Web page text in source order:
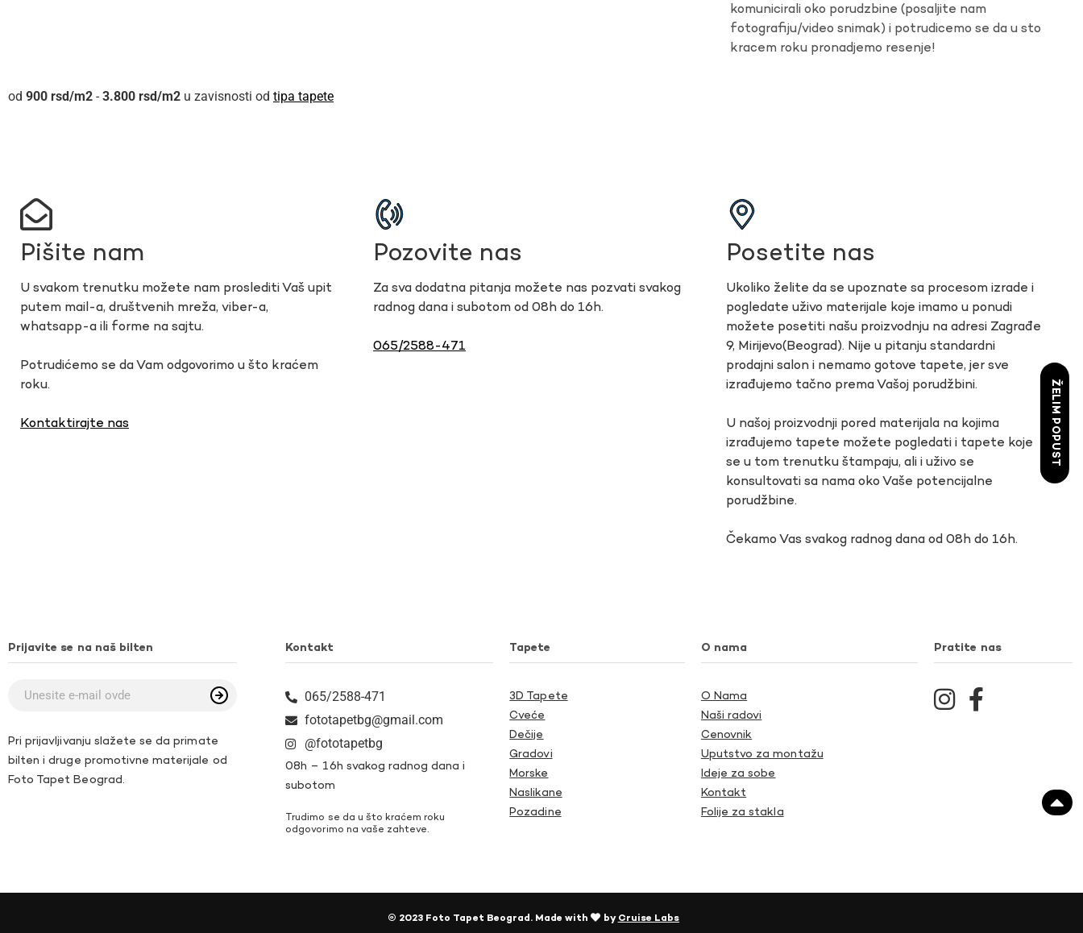
komunicirali oko porudzbine (posaljite nam
fotografiju/video snimak) i potrudicemo se da u sto
kracem roku pronadjemo resenje!
900 rsd - 3.800 rsd u zavisnosti od tipa tapete
Pišite nam
U svakom trenutku možete nam proslediti Vaš upit
putem mail-a, društvenih mreža, viber-a,
whatsapp-a ili forme na sajtu.
Potrudićemo se da Vam odgovorimo u što kraćem
roku.
Kontaktirajte nas
Pozovite nas
Za sva dodatna pitanja možete nas pozvati svakog
radnog dana i subotom od 08h do 16h.
065/2588-471
Posetite nas
Ukoliko želite da se upoznate sa procesom izrade i
pogledate uživo materijale koje imamo u ponudi
možete posetiti našu proizvodnju na adresi Zagrađe
9, Mirijevo(Beograd). Nije u pitanju standardni
prodajni salon i nemamo gotove tapete, jer sve
izrađujemo tačno prema Vašoj porudžbini.
U našoj proizvodnji pored materijala na kojima
izrađujemo tapete možete pogledati i tapete koje
se u tom trenutku štampaju, ali i uživo se
konsultovati sa nama oko Vaše potencijalne
porudžbine.
Čekamo Vas svakog radnog dana od 08h do 16h.
Prijavite se na naš bilten
Pri prijavljivanju slažete se da primate
bilten i druge promotivne materijale od
Foto Tapet Beograd.
Kontakt
065/2588-471
fototapetbg@gmail.com
@fototapetbg
08h – 16h svakog radnog dana i
subotom
Trudimo se da u što kraćem roku
odgovorimo na vaše zahteve.
Tapete
3D Tapete
Cveće
Dečije
Gradovi
Morske
Naslikane
Pozadine
O nama
O Nama
Naši radovi
Cenovnik
Uputstvo za montažu
Ideje za sobe
Kontakt
Folije za stakla
Pratite nas
ŽELIM POPUST
© 2023 Foto Tapet Beograd. Made with by Cruise Labs